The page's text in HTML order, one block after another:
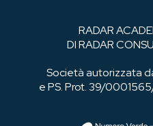
RADAR
DI RADAR
Società autorizzata
e PS. Prot. 39/